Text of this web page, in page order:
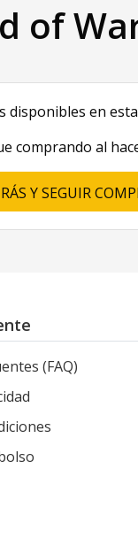
of
disponibles en
comprando al
Y SEGUIR
(FAQ)